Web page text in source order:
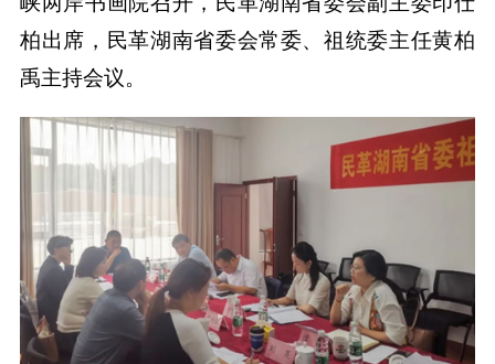
柏出席，民革湖南省委会常委、祖统委主任黄柏
禹主持会议。